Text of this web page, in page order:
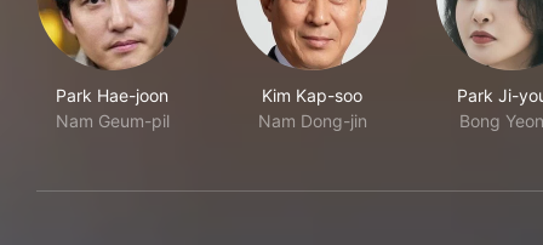
Park Hae-joon
Nam Geum-pil
Kim Kap-soo
Nam Dong-jin
Park Ji-
Bong